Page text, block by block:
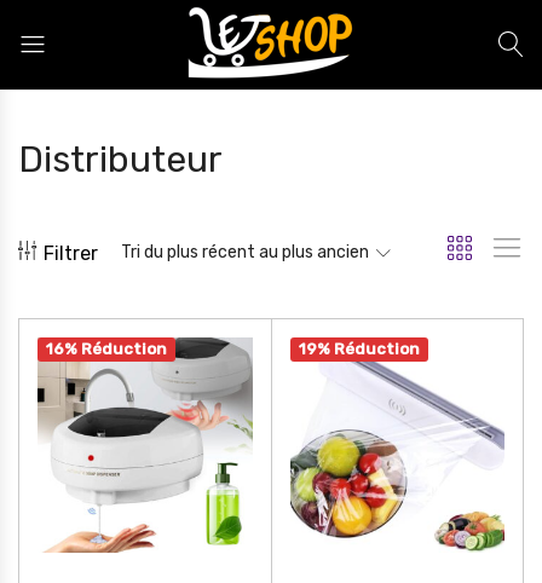
Distributeur
Filtrer Tri du plus récent au plus ancien
16% Réduction 19% Réduction